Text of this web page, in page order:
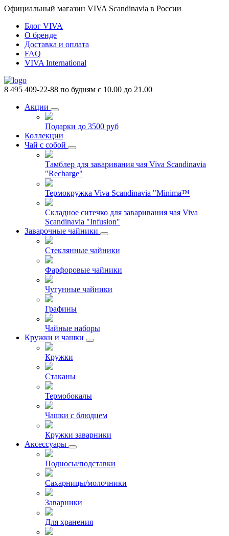
Официальный магазин VIVA Scandinavia в России
Блог VIVA
О бренде
Доставка и оплата
FAQ
VIVA International
8 495 409-22-88 по будням с 10.00 до 21.00
Акции
Подарки до 3500 руб
Коллекции
Чай с собой
Тамблер для заваривания чая Viva Scandinavia
"Recharge"
Термокружка Viva Scandinavia "Minima™
Складное ситечко для заваривания чая Viva
Scandinavia "Infusion"
Заварочные чайники
Стеклянные чайники
Фарфоровые чайники
Чугунные чайники
Графины
Чайные наборы
Кружки и чашки
Кружки
Стаканы
Термобокалы
Чашки с блюдцем
Кружки заварники
Аксессуары
Подносы/подставки
Сахарницы/молочники
Заварники
Для хранения